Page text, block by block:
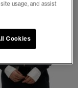
usage, and assist
Cookies